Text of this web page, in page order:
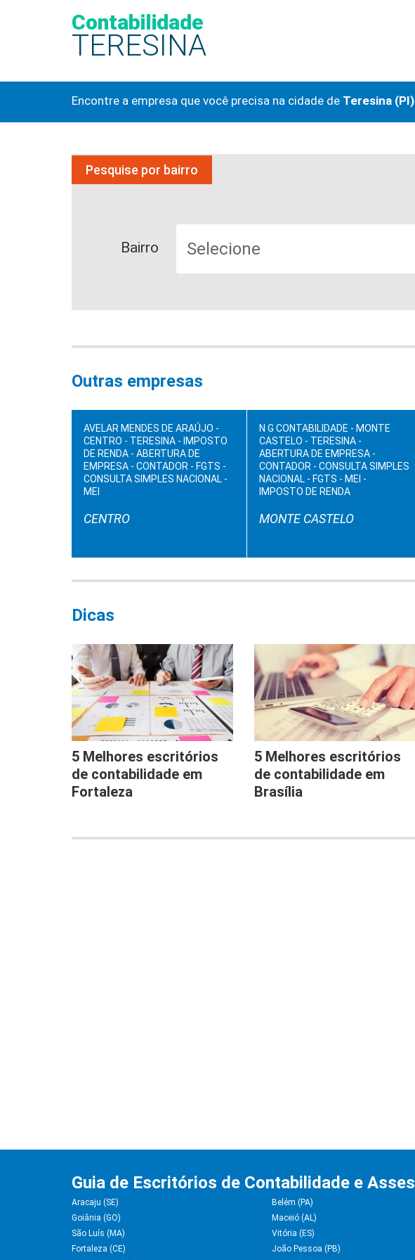
Contabilidade
TERESINA
Encontre a empresa que você precisa na cidade de Teresina (PI)
Pesquise por bairro
Bairro
Outras empresas
AVELAR MENDES DE ARAÚJO -
CENTRO - TERESINA - IMPOSTO
DE RENDA - ABERTURA DE
EMPRESA - CONTADOR - FGTS -
CONSULTA SIMPLES NACIONAL -
MEI
CENTRO
N G CONTABILIDADE - MONTE
CASTELO - TERESINA -
ABERTURA DE EMPRESA -
CONTADOR - CONSULTA SIMPLES
NACIONAL - FGTS - MEI -
IMPOSTO DE RENDA
MONTE CASTELO
Dicas
5 Melhores escritórios
de contabilidade em
Fortaleza
5 Melhores escritórios
de contabilidade em
Brasília
Guia de Escritórios de Contabilidade e
Aracaju (SE) Belém (PA)
Goiânia (GO)
Maceió (AL)
São Luís (MA)
Vitória (ES)
Fortaleza (CE)
João Pessoa (PB)